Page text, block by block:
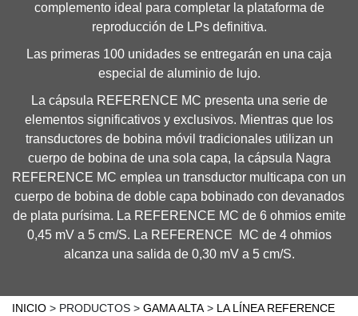
complemento ideal para completar la plataforma de
reproducción de LPs definitiva.
Las primeras 100 unidades se entregarán en una caja
especial de aluminio de lujo.
La cápsula REFERENCE MC presenta una serie de
elementos significativos y exclusivos. Mientras que los
transductores de bobina móvil tradicionales utilizan un
cuerpo de bobina de una sola capa, la cápsula Nagra
REFERENCE MC emplea un transductor multicapa con un
cuerpo de bobina de doble capa bobinado con devanados
de plata purísima. La REFERENCE MC de 6 ohmios emite
0,45 mV a 5 cm/S. La REFERENCE MC de 4 ohmios
alcanza una salida de 0,30 mV a 5 cm/S.
INICIO > PRODUCTOS > GAMA ALTA> LA LÍNEA REFERENCE